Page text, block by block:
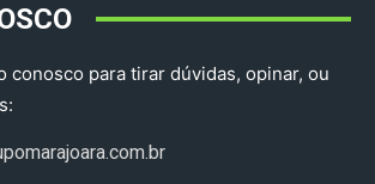
conosco para tirar dúvidas, opinar, ou